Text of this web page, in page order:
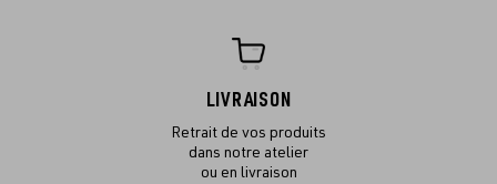
LIVRAISON
Retrait de vos produits
dans notre atelier
ou en livraison